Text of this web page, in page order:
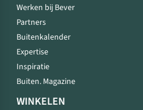
Werken bij Bever
Partners
Buitenkalender
Expertise
Inspiratie
Buiten. Magazine
WINKELEN